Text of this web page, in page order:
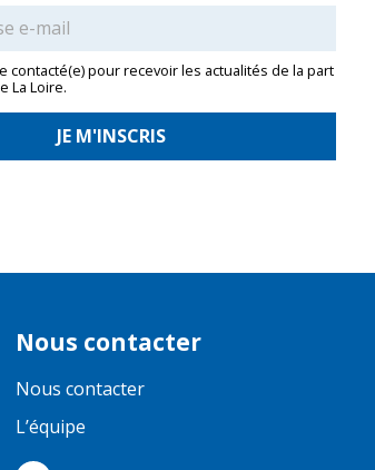
contacté(e) pour recevoir les actualités de la part
La Loire.
Nous contacter
Nous contacter
L’équipe